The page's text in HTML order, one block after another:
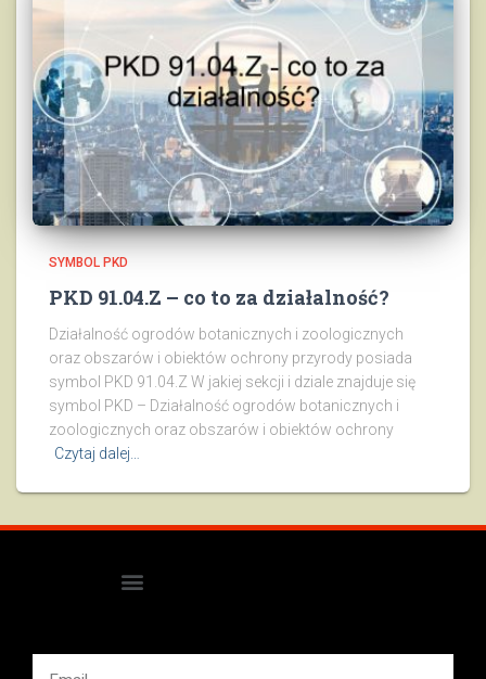
SYMBOL PKD
PKD 91.04.Z – co to za działalność?
Działalność ogrodów botanicznych i zoologicznych
oraz obszarów i obiektów ochrony przyrody posiada
symbol PKD 91.04.Z W jakiej sekcji i dziale znajduje się
symbol PKD – Działalność ogrodów botanicznych i
zoologicznych oraz obszarów i obiektów ochrony
Czytaj dalej…